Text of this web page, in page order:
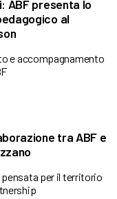
ABF presenta lo
al
e accompagnamento
tra ABF e
per il territorio